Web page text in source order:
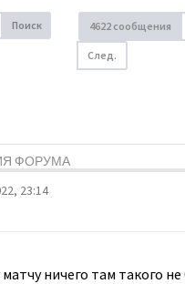
Поиск 4622 сообщения
След.
ФОРУМА
23:14
ничего там такого